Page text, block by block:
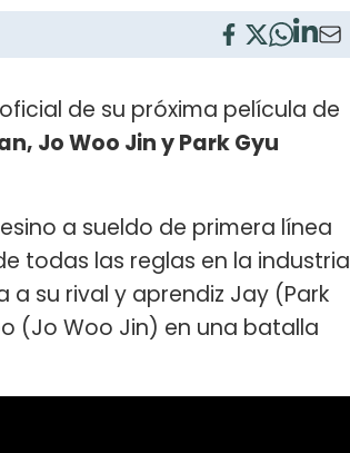
de su próxima película de
Jo Woo Jin y Park Gyu
a sueldo de primera línea
todas las reglas en la industria
su rival y aprendiz Jay (Park
(Jo Woo Jin) en una batalla